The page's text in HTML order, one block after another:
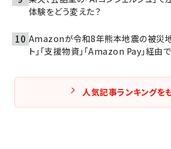
体験をどう変えた？
Amazonが令和8年熊本地震の被災地
ト」「支援物資」「Amazon Pay」経由
人気記事ランキングを